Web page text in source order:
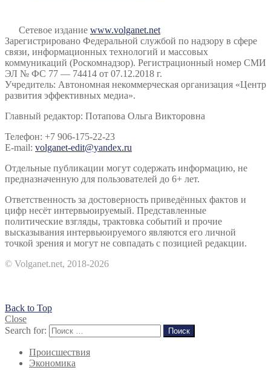
Сетевое издание www.volganet.net
Зарегистрировано Федеральной службой по надзору в сфере
связи, информационных технологий и массовых
коммуникаций (Роскомнадзор). Регистрационный номер СМИ
ЭЛ № ФС 77 — 74414 от 07.12.2018 г.
Учредитель: Автономная некоммерческая организация «Центр
развития эффективных медиа».
Главный редактор: Потапова Ольга Викторовна
Телефон: +7 906-175-22-23
E-mail: volganet-edit@yandex.ru
Отдельные публикации могут содержать информацию, не
предназначенную для пользователей до 6+ лет.
Ответственность за достоверность приведённых фактов и
цифр несёт интервьюируемый. Представленные
политические взгляды, трактовка событий и прочие
высказывания интервьюируемого являются его личной
точкой зрения и могут не совпадать с позицией редакции.
© Volganet.net, 2018-2026
Back to Top
Close
Search for:
Поиск
Происшествия
Экономика